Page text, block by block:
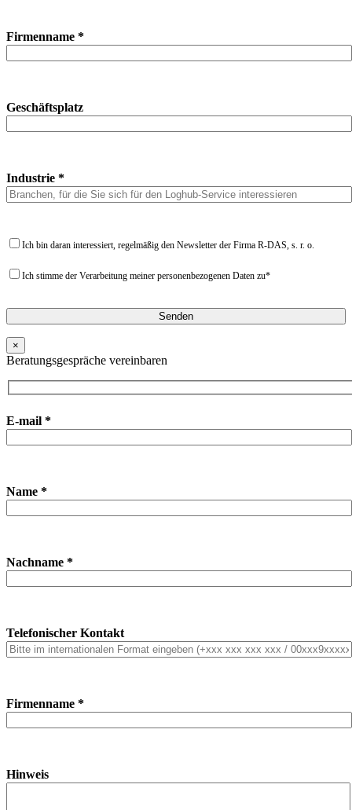
Firmenname *
Geschäftsplatz
Industrie *
Ich bin daran interessiert, regelmäßig den Newsletter der Firma R-DAS, s. r. o.
Ich stimme der Verarbeitung meiner personenbezogenen Daten zu*
×
Beratungsgespräche vereinbaren
E-mail *
Name *
Nachname *
Telefonischer Kontakt
Firmenname *
Hinweis